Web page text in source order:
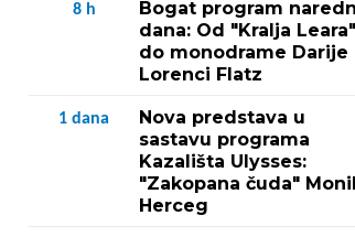
8 h
Bogat program
dana: Od "Kralja Leara"
do monodrame Darije
Lorenci Flatz
1 dana
Nova predstava u
sastavu programa
Kazališta Ulysses:
"Zakopana čuda"
Herceg